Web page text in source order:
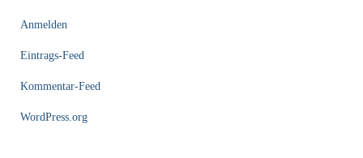
Anmelden
Eintrags-Feed
Kommentar-Feed
WordPress.org